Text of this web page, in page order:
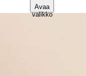
Avaa
valikko